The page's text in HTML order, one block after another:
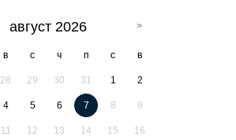
август 2026
в с ч п с в
28 29 30 31 1 2
4 5 6 7 8 9
11 12 13 14 15 16